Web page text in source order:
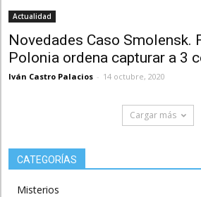
Actualidad
Novedades Caso Smolensk.
Polonia ordena capturar a 3
Iván Castro Palacios - 14 octubre, 2020
Cargar más
CATEGORÍAS
Misterios